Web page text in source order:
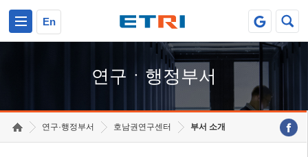
En
연구ㆍ행정부서
연구·행정부서 호남권연구센터 부서 소개